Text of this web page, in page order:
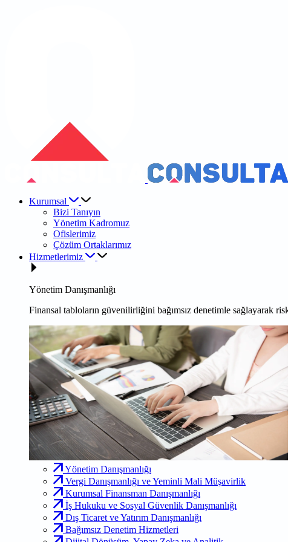
Kurumsal
Bizi Tanıyın
Yönetim Kadromuz
Ofislerimiz
Çözüm Ortaklarımız
Hizmetlerimiz
Yönetim Danışmanlığı
Finansal tabloların güvenilirliğini bağımsız denetimle sağlayarak
Yönetim Danışmanlığı
Vergi Danışmanlığı ve Yeminli Mali Müşavirlik
Kurumsal Finansman Danışmanlığı
İş Hukuku ve Sosyal Güvenlik Danışmanlığı
Dış Ticaret ve Yatırım Danışmanlığı
Bağımsız Denetim Hizmetleri